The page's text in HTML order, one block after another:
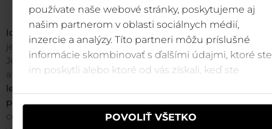
používate naše webové stránky, poskytujeme aj
našim partnerom v oblasti sociálnych médií,
inzercie a analýzy. Títo partneri môžu príslušné
informácie skombinovať s ďalšími údajmi, ktoré ste
im poskytli alebo ktoré od vás získali, keď ste
POVOLIŤ VŠETKO
Ideální lyžařské terény, světoznámé jeskyně
jeskyně Svobody, Demänovská ledová jeskyně, Okno,
Jeskyně, Beníková Jeskyně, Demänovská jeskyně Míru a
ale i další (www.ssj.sk)) možnostletní
lezení,
podmínkamidali v této dolině podnět k vybudování
cestovního ruchu, obce Demänovská Dolina,